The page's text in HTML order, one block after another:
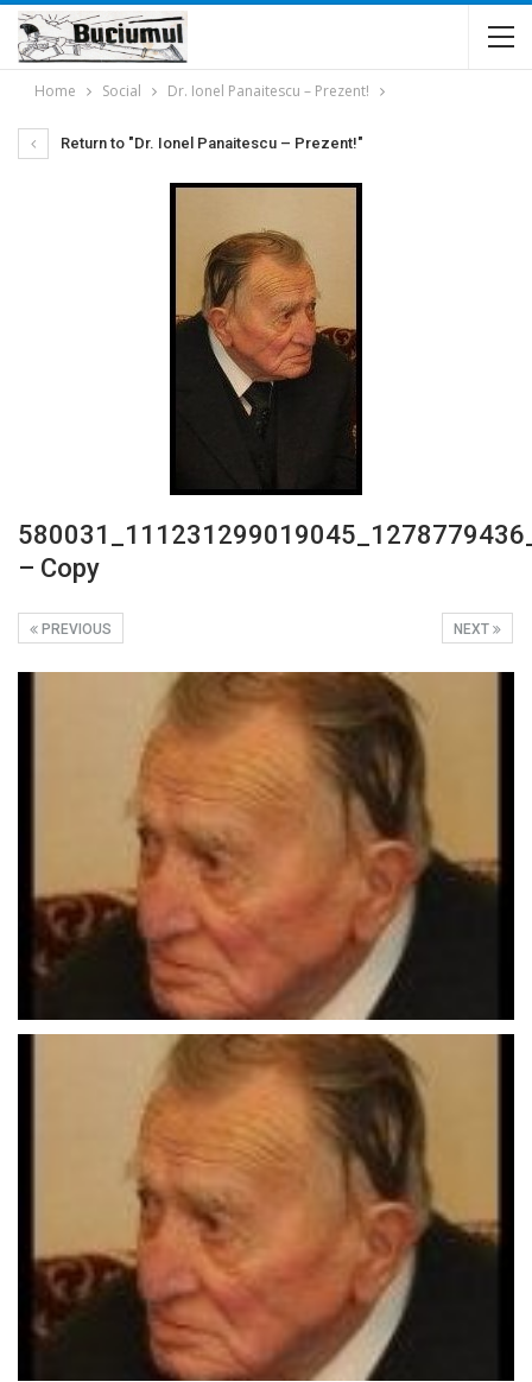
Home Social Dr. Ionel Panaitescu – Prezent!
Return to "Dr. Ionel Panaitescu – Prezent!"
– Copy
NEXT
PREVIOUS